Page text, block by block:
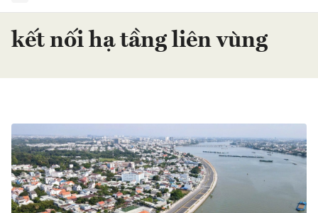
kết nối hạ tầng liên vùng